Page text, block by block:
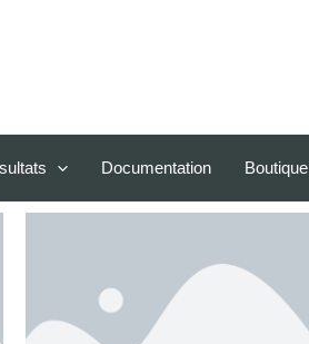
Documentation Boutique